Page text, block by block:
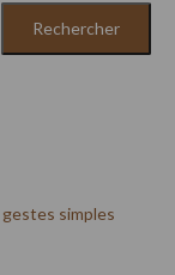
Rechercher
simples